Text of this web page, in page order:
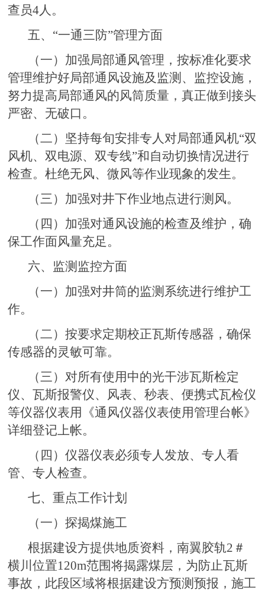
查员4人。
五、“一通三防”管理方面
（一）加强局部通风管理，按标准化要求
管理维护好局部通风设施及监测、监控设施，
努力提高局部通风的风筒质量，真正做到接头
严密、无破口。
（二）坚持每旬安排专人对局部通风机“双
风机、双电源、双专线”和自动切换情况进行
检查。杜绝无风、微风等作业现象的发生。
（三）加强对井下作业地点进行测风。
（四）加强对通风设施的检查及维护，确
保工作面风量充足。
六、监测监控方面
（一）加强对井筒的监测系统进行维护工
作。
（二）按要求定期校正瓦斯传感器，确保
传感器的灵敏可靠。
（三）对所有使用中的光干涉瓦斯检定
仪、瓦斯报警仪、风表、秒表、便携式瓦检仪
等仪器仪表用《通风仪器仪表使用管理台帐》
详细登记上帐。
（四）仪器仪表必须专人发放、专人看
管、专人检查。
七、重点工作计划
（一）探揭煤施工
根据建设方提供地质资料，南翼胶轨2＃
横川位置120m范围将揭露煤层，为防止瓦斯
事故，此段区域将根据建设方预测预报，施工